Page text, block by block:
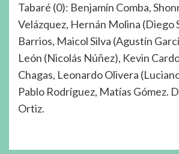
Tabaré (0): Benjamín Comba,
Velázquez, Hernán Molina (Diego
Barrios, Maicol Silva (Agustín
León (Nicolás Núñez), Kevin
Chagas, Leonardo Olivera
Pablo Rodríguez, Matías Gómez.
Ortiz.